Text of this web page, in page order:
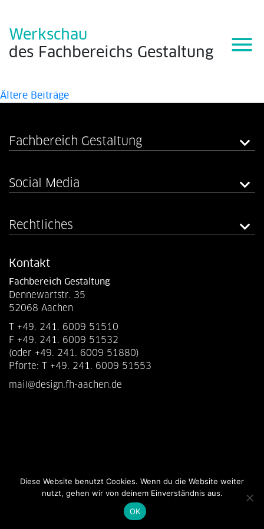
Werkschau
des Fachbereichs Gestaltung menu
Beitragsnavigation
Ältere Beiträge
Fachbereich Gestaltung
Social Media
Rechtliches
Kontakt
Fachbereich Gestaltung
Dennewartstr. 35
52068 Aachen
T +49. 241. 6009 51510
F +49. 241. 6009 51532
(oder +49. 241. 6009 51880)
Pforte: T +49. 241. 6009 51553
mail@design.fh-aachen.de
Diese Website benutzt Cookies. Wenn du die Website weiter
nutzt, gehen wir von deinem Einverständnis aus.
OK